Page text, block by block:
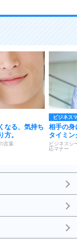
なる、気持ち
方。
言葉
ビジネス
相手の身
タイミン
ビジネスシ
応マナー